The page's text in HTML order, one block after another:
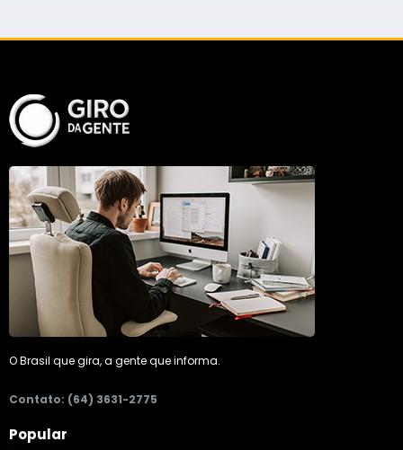
O Brasil que gira, a gente que informa.
Contato: (64) 3631-2775
Popular